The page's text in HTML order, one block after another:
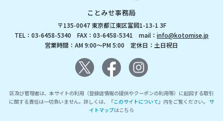
ことみせ事務局
〒135-0047 東京都江東区富岡1-13-1 3F
TEL：03-6458-5340 FAX：03-6458-5341 mail： info@kotomise.jp
営業時間：AM 9:00～PM 5:00 定休日：土日祝日
区及び管理者は、本サイトの利用（登録店情報の提供やクーポンの利用等）に起因する取引
に関する責任は一切負いません。詳しくは、『このサイトについて』内をご覧ください。 サ
イトマップはこちら